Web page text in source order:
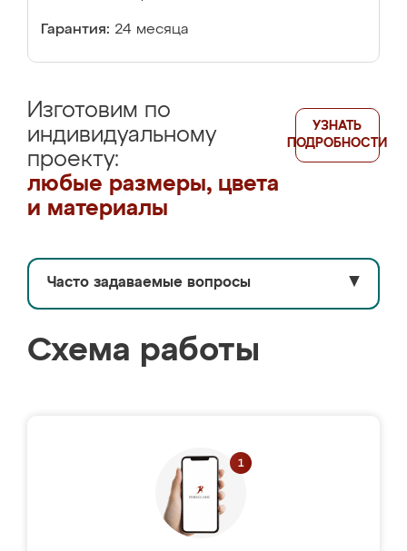
Гарантия: 24 месяца
Изготовим по
индивидуальному
проекту:
любые размеры, цвета
и материалы
УЗНАТЬ
ПОДРОБНОСТИ
Часто задаваемые вопросы ▼
Схема работы